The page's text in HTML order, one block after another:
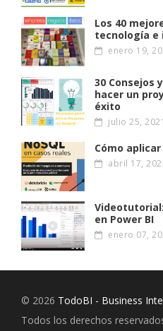
Los 40
tecnología e
enero 19,
30 Consejos
hacer un
éxito
julio 25, 2021
Cómo
abril 17,
en Power BI
enero 07,
© 2026 TodoBI - Business
Todos los derechos